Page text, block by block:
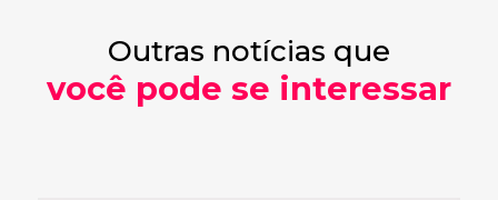
Outras notícias que
você pode se interessar